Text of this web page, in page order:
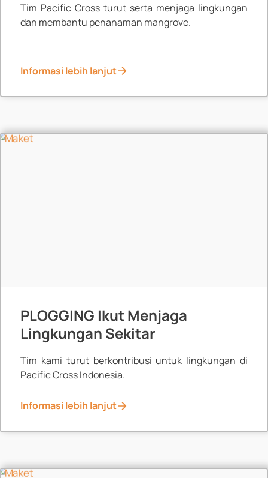
Tim Pacific Cross turut serta menjaga lingkungan
dan membantu penanaman mangrove.
Informasi lebih lanjut
PLOGGING Ikut Menjaga
Lingkungan Sekitar
Tim kami turut berkontribusi untuk lingkungan di
Pacific Cross Indonesia.
Informasi lebih lanjut